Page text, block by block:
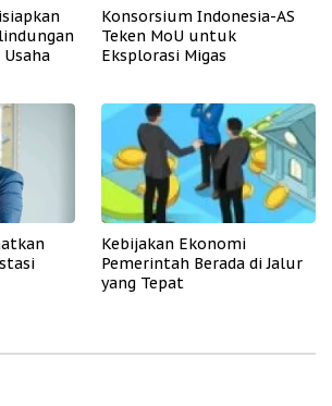
Konsorsium Indonesia-AS
Teken MoU untuk
Eksplorasi Migas
Kebijakan Ekonomi
Pemerintah Berada di Jalur
yang Tepat